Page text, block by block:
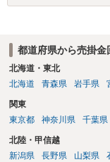
トで案内されているこ
都道府県から売掛
北海道・東北
北海道
青森県 岩手県
関東
東京都
神奈川県 千葉県
北陸・甲信越
新潟県
長野県 山梨県